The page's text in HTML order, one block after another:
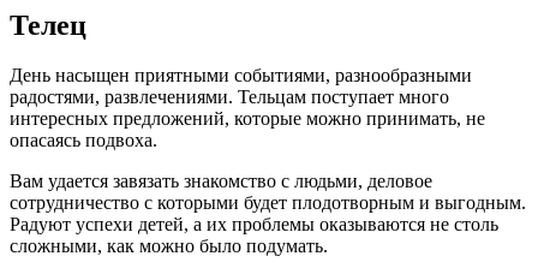
Телец
День насыщен приятными событиями, разнообразными
радостями, развлечениями. Тельцам поступает много
интересных предложений, которые можно принимать, не
опасаясь подвоха.
Вам удается завязать знакомство с людьми, деловое
сотрудничество с которыми будет плодотворным и выгодным.
Радуют успехи детей, а их проблемы оказываются не столь
сложными, как можно было подумать.